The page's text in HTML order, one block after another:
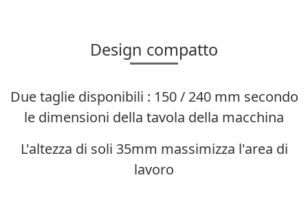
Design compatto
Due taglie disponibili : 150 / 240 mm secondo
le dimensioni della tavola della macchina
L'altezza di soli 35mm massimizza l'area di
lavoro